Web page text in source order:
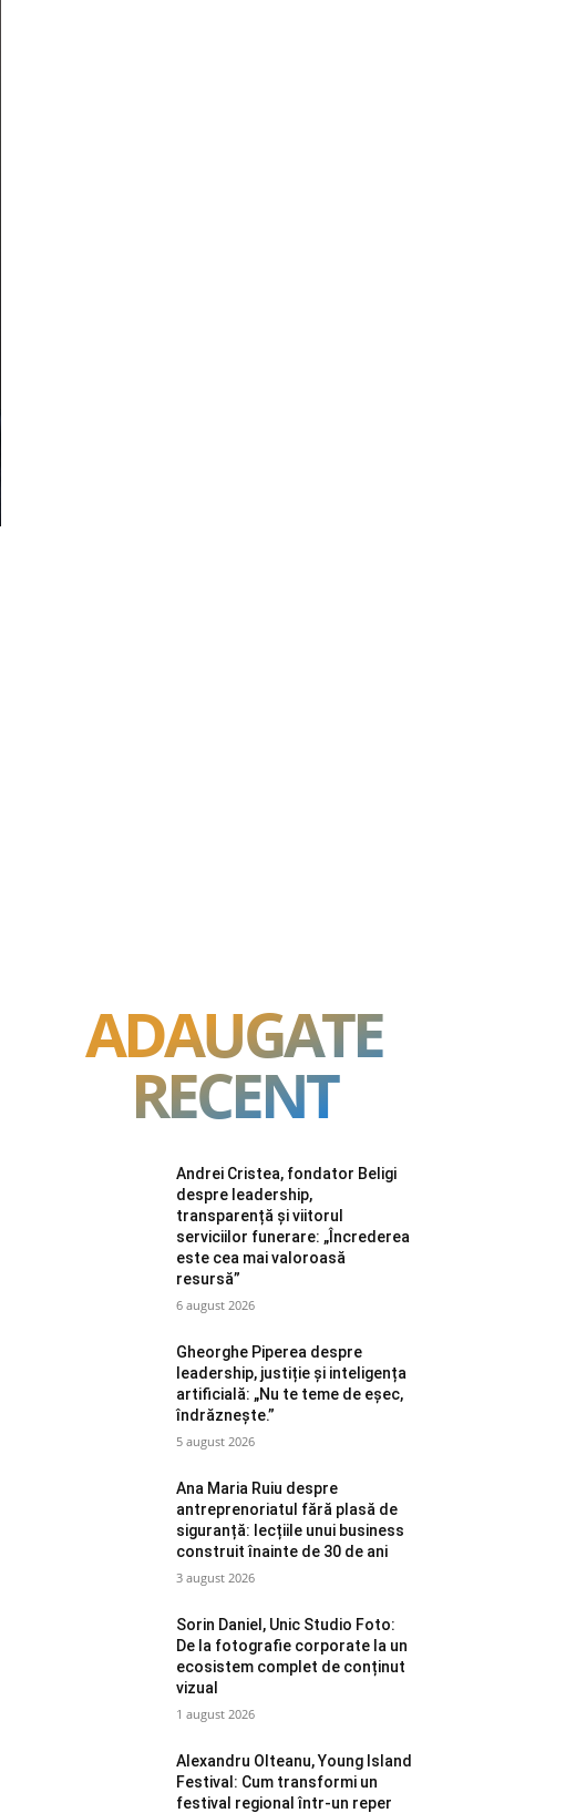
ADAUGATE
RECENT
Andrei Cristea, fondator Beligi
despre leadership,
transparență și viitorul
serviciilor funerare: „Încrederea
este cea mai valoroasă
resursă”
6 august 2026
Gheorghe Piperea despre
leadership, justiție și inteligența
artificială: „Nu te teme de eșec,
îndrăznește.”
5 august 2026
Ana Maria Ruiu despre
antreprenoriatul fără plasă de
siguranță: lecțiile unui business
construit înainte de 30 de ani
3 august 2026
Sorin Daniel, Unic Studio Foto:
De la fotografie corporate la un
ecosistem complet de conținut
vizual
1 august 2026
Alexandru Olteanu, Young Island
Festival: Cum transformi un
festival regional într-un reper